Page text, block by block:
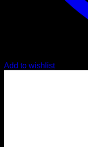
Add to wishlist